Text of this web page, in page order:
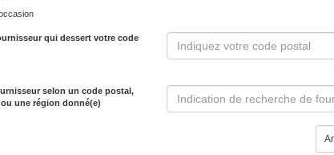
qui dessert votre code
selon un code postal,
une région donné(e)